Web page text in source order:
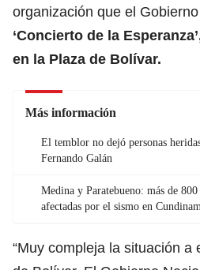
organización que el
‘Concierto de la
en la Plaza de Bolívar.
Más información
El temblor no dejó personas
Fernando Galán
Medina y Paratebueno: más de
afectadas por el sismo en
“Muy compleja la situación a